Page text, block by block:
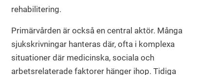
rehabilitering.
Primärvården är också en central aktör. Många
sjukskrivningar hanteras där, ofta i komplexa
situationer där medicinska, sociala och
arbetsrelaterade faktorer hänger ihop. Tidiga